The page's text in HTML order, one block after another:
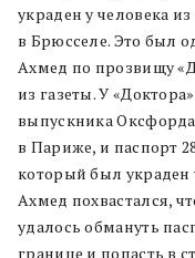
украден у человека
в Брюсселе. Это был
Ахмед по прозвищу
из газеты. У
выпускника
в Париже, и паспорт
который был украден
Ахмед похвастался,
удалось обмануть
границе и попасть в